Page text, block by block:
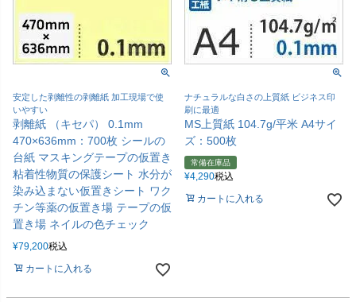
安定した剥離性の剥離紙 加工現場で使
いやすい
剥離紙 （キセパ） 0.1mm
470×636mm：700枚 シールの
台紙 マスキングテープの仮置き
粘着性物質の保護シート 水分が
染み込まない仮置きシート ワク
チン等薬の仮置き場 テープの仮
置き場 ネイルの色チェック
¥79,200税込
カートに入れる
ナチュラルな白さの上質紙 ビジネス印
刷に最適
MS上質紙 104.7g/平米 A4サイ
ズ：500枚
常備在庫品
¥4,290税込
カートに入れる